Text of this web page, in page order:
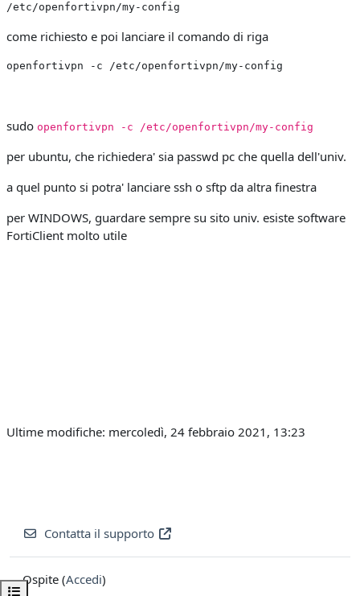
Apri indice del corso
/etc/openfortivpn/my-config
come richiesto e poi lanciare il comando di riga
openfortivpn -c /etc/openfortivpn/my-config
sudo openfortivpn -c /etc/openfortivpn/my-config
per ubuntu, che richiedera' sia passwd pc che quella dell'univ.
a quel punto si potra' lanciare ssh o sftp da altra finestra
per WINDOWS, guardare sempre su sito univ. esiste software
FortiClient molto utile
Ultime modifiche: mercoledì, 24 febbraio 2021, 13:23
Contatta il supporto
Ospite (Accedi)